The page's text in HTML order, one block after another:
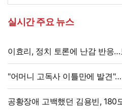
실시간 주요 뉴스
이효리, 정치 토론에 난감 반응
안 될까요?"
"어머니 고독사 이틀만에 발견
공황장애 고백했던 김용빈,